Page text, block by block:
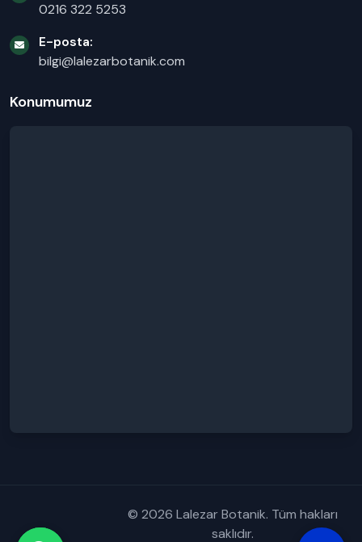
0216 322 5253
E-posta:
bilgi@lalezarbotanik.com
Konumumuz
© 2026 Lalezar Botanik. Tüm hakları
saklıdır.